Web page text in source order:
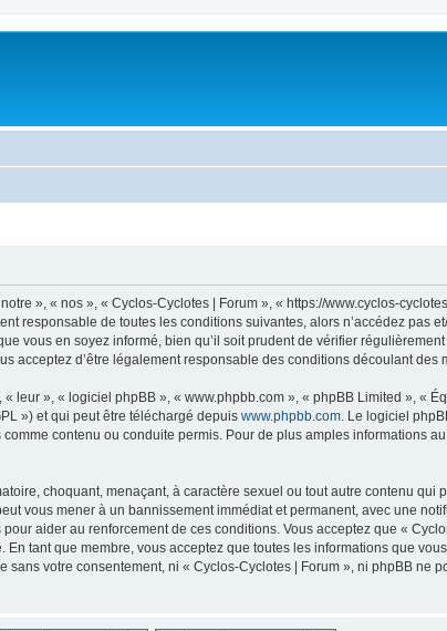
», « nos », « Cyclos-Cyclotes | Forum », « https://www.cyclos-
responsable de toutes les conditions suivantes, alors n’accédez pas
vous en soyez informé, bien qu’il soit prudent de vérifier
acceptez d’être légalement responsable des conditions découlant des
leur », « logiciel phpBB », « www.phpbb.com », « phpBB Limited », «
») et qui peut être téléchargé depuis www.phpbb.com . Le logiciel
contenu ou conduite permis. Pour de plus amples informations
choquant, menaçant, à caractère sexuel ou tout autre contenu qui
vous mener à un bannissement immédiat et permanent, avec une
aider au renforcement de ces conditions. Vous acceptez que «
tant que membre, vous acceptez que toutes les informations que
votre consentement, ni « Cyclos-Cyclotes | Forum », ni phpBB ne